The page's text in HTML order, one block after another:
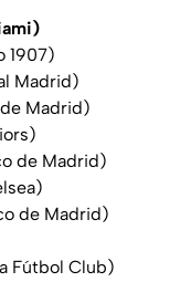
1907)
Madrid)
Madrid)
de Madrid)
de Madrid)
Fútbol Club)